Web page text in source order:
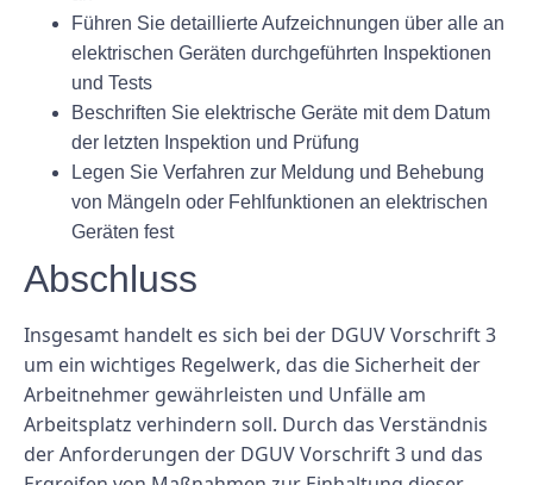
Führen Sie detaillierte Aufzeichnungen über alle an
elektrischen Geräten durchgeführten Inspektionen
und Tests
Beschriften Sie elektrische Geräte mit dem Datum
der letzten Inspektion und Prüfung
Legen Sie Verfahren zur Meldung und Behebung
von Mängeln oder Fehlfunktionen an elektrischen
Geräten fest
Abschluss
Insgesamt handelt es sich bei der DGUV Vorschrift 3
um ein wichtiges Regelwerk, das die Sicherheit der
Arbeitnehmer gewährleisten und Unfälle am
Arbeitsplatz verhindern soll. Durch das Verständnis
der Anforderungen der DGUV Vorschrift 3 und das